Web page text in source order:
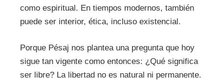
como espiritual. En tiempos modernos, también
puede ser interior, ética, incluso existencial.
Porque Pésaj nos plantea una pregunta que hoy
sigue tan vigente como entonces: ¿Qué significa
ser libre? La libertad no es natural ni permanente.